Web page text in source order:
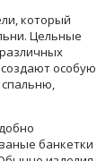
который
Цельные
особую
банкетки